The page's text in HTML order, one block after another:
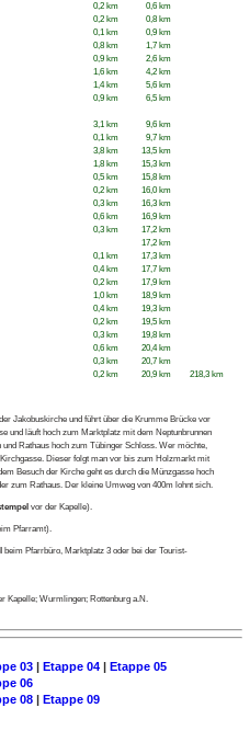
0,2 km
0,6 km
0,2 km
0,8 km
0,1 km
0,9 km
0,8 km
1,7 km
0,9 km
2,6 km
1,6 km
4,2 km
1,4 km
5,6 km
0,9 km
6,5 km
3,1 km
9,6 km
0,1 km
9,7 km
3,8 km
13,5 km
1,8 km
15,3 km
0,5 km
15,8 km
0,2 km
16,0 km
0,3 km
16,3 km
0,6 km
16,9 km
0,3 km
17,2 km
17,2 km
0,1 km
17,3 km
0,4 km
17,7 km
0,2 km
17,9 km
1,0 km
18,9 km
0,4 km
19,3 km
0,2 km
19,5 km
0,3 km
19,8 km
0,6 km
20,4 km
0,3 km
20,7 km
0,2 km 20,9 km 218,3 km
Jakobuskirche und führt über die Krumme Brücke vor
und läuft hoch zum Marktplatz mit dem Neptunbrunnen
Rathaus hoch zum Tübinger Schloss. Wer möchte,
Dieser folgt man vor bis zum Holzmarkt mit
Besuch der Kirche geht es durch die Münzgasse hoch
zum Rathaus. Der kleine Umweg von 400m lohnt sich.
vor der Kapelle).
Pfarramt).
beim Pfarrbüro, Marktplatz 3 oder bei der Tourist-
Kapelle; Wurmlingen; Rottenburg a.N.
03 | Etappe 04 | Etappe 05
06
08 | Etappe 09